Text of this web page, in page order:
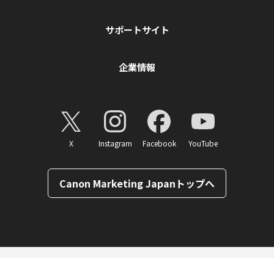
サポートサイト
企業情報
X Instagram Facebook YouTube
Canon Marketing Japanトップへ